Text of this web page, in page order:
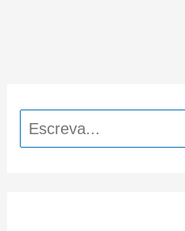
Pesquisar